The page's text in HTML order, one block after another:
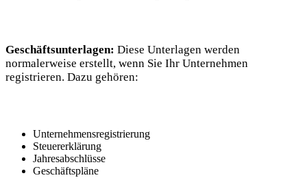
Geschäftsunterlagen: Diese Unterlagen werden
normalerweise erstellt, wenn Sie Ihr Unternehmen
registrieren. Dazu gehören:
Unternehmensregistrierung
Steuererklärung
Jahresabschlüsse
Geschäftspläne